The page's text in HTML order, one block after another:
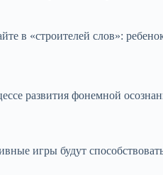
в «строителей слов»:
развития фонемной
игры будут